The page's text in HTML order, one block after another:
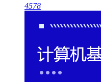
4578